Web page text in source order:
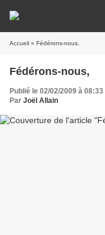
Accueil » Fédérons-nous,
Fédérons-nous,
Publié le 02/02/2009 à 08:33
Par Joël Allain